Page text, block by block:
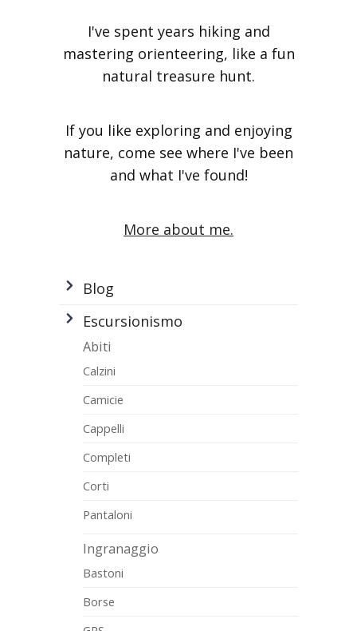
I've spent years hiking and
mastering orienteering, like a fun
natural treasure hunt.
If you like exploring and enjoying
nature, come see where I've been
and what I've found!
More about me.
Blog
Escursionismo
Abiti
Calzini
Camicie
Cappelli
Completi
Corti
Pantaloni
Ingranaggio
Bastoni
Borse